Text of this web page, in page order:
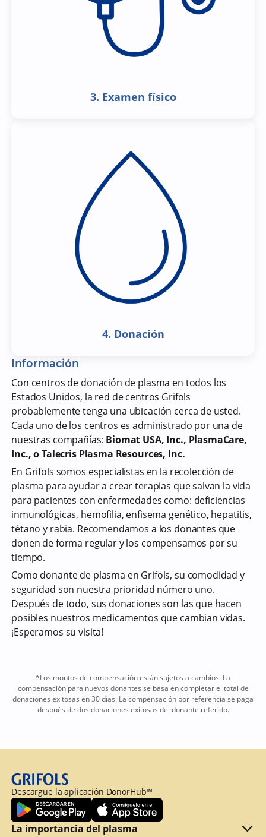
3. Examen físico
4. Donación
Información
Con centros de donación de plasma en todos los
Estados Unidos, la red de centros Grifols
probablemente tenga una ubicación cerca de usted.
Cada uno de los centros es administrado por una de
nuestras compañías: Biomat USA, Inc., PlasmaCare,
Inc., o Talecris Plasma Resources, Inc.
En Grifols somos especialistas en la recolección de
plasma para ayudar a crear terapias que salvan la vida
para pacientes con enfermedades como: deficiencias
inmunológicas, hemofilia, enfisema genético, hepatitis,
tétano y rabia. Recomendamos a los donantes que
donen de forma regular y los compensamos por su
tiempo.
Como donante de plasma en Grifols, su comodidad y
seguridad son nuestra prioridad número uno.
Después de todo, sus donaciones son las que hacen
posibles nuestros medicamentos que cambian vidas.
¡Esperamos su visita!
*Los montos de compensación están sujetos a cambios. La
compensación para nuevos donantes se basa en completar el total de
donaciones exitosas en 30 días. La compensación por referencia se paga
después de dos donaciones exitosas del donante referido.
Descargue la aplicación DonorHub™
La importancia del plasma